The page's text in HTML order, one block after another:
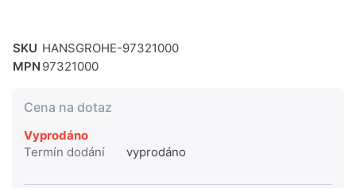
SKU HANSGROHE-97321000
MPN 97321000
Cena na dotaz
Vyprodáno
Termín dodání
vyprodáno